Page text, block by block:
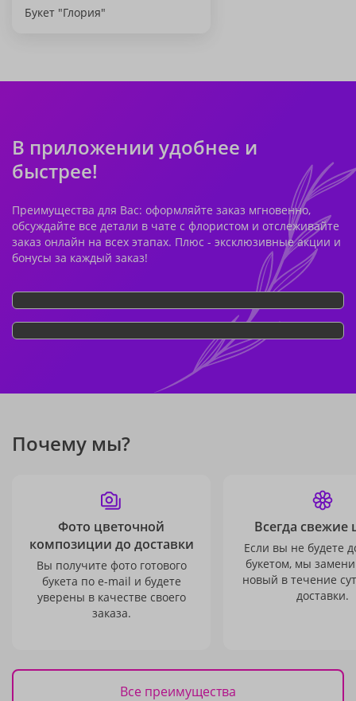
Букет "Глория"
В приложении удобнее и
быстрее!
Преимущества для Вас: оформляйте заказ мгновенно,
обсуждайте все детали в чате с флористом и отслеживайте
заказ онлайн на всех этапах. Плюс - эксклюзивные акции и
бонусы за каждый заказ!
Почему мы?
Фото цветочной
композиции до доставки
Вы получите фото готового
букета по e-mail и будете
уверены в качестве своего
заказа.
Всегда свежие
Если вы не будете
букетом, мы
новый в течение
доставки.
Все преимущества